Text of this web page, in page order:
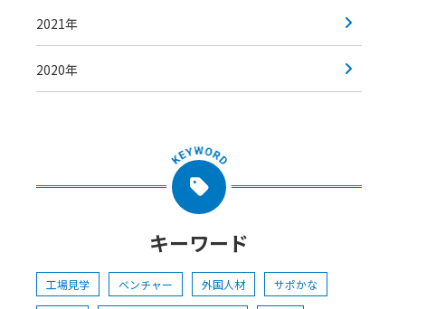
2021年
2020年
キーワード
工場見学 ベンチャー 外国人材 サポかな